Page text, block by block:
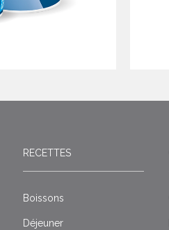
RECETTES
Boissons
Déjeuner